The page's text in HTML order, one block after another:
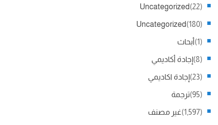
Uncategorized (22)
Uncategorized (180)
أبحاث (1)
إجادة أكاديمي (8)
إجادة اكاديمي (23)
ترجمة (95)
غير مصنف (1,597)